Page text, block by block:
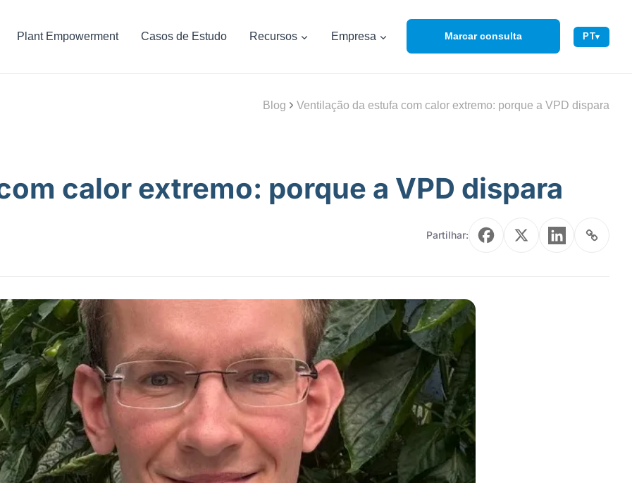
Plant Empowerment Casos de Estudo Recursos Empresa Marcar consulta PT▾
Blog Ventilação da estufa com calor extremo: porque a VPD dispara
calor extremo: porque a VPD dispara
Partilhar: